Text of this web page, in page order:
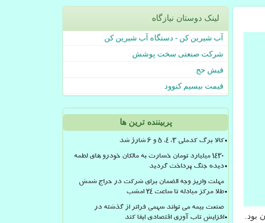
لینک دوستان نیازگاه
آب شیرین کن - دستگاه آب شیرین کن
شرکت صنعتی سخت پوشش
فیش حج
قیمت بیسیم کنوود
پربیننده ترین ها
کالا برگ کدملی 3، 4، 5 و 6 شارژ شد
۱۴۳۰ میلیارد تومان خسارت به مالکان خودرو های لطمه
دیده جنگ پرداخت گردید
مهلت واریز وجه الضمان برای شرکت در حراج شمش
طلا مرکز مبادله تا ساعت ۲۴ امشب
صنعت بیمه می تواند سهمی فراتر از گذشته در
افزایش تاب آوری اقتصادی ایفا کند